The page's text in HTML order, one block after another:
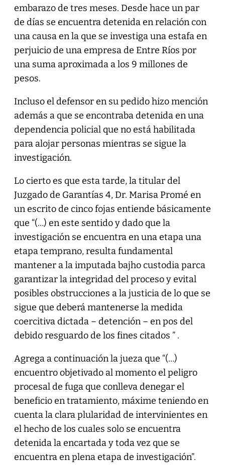
embarazo de tres meses. Desde hace un par
de días se encuentra detenida en relación con
una causa en la que se investiga una estafa en
perjuicio de una empresa de Entre Ríos por
una suma aproximada a los 9 millones de
pesos.
Incluso el defensor en su pedido hizo mención
además a que se encontraba detenida en una
dependencia policial que no está habilitada
para alojar personas mientras se sigue la
investigación.
Lo cierto es que esta tarde, la titular del
Juzgado de Garantías 4, Dr. Marisa Promé en
un escrito de cinco fojas entiende básicamente
que “(…) en este sentido y dado que la
investigación se encuentra en una etapa una
etapa temprano, resulta fundamental
mantener a la imputada bajho custodia parca
garantizar la integridad del proceso y evital
posibles obstrucciones a la justicia de lo que se
sigue que deberá mantenerse la medida
coercitiva dictada – detención – en pos del
debido resguardo de los fines citados ” .
Agrega a continuación la jueza que “(…)
encuentro objetivado al momento el peligro
procesal de fuga que conlleva denegar el
beneficio en tratamiento, máxime teniendo en
cuenta la clara plularidad de intervinientes en
el hecho de los cuales solo se encuentra
detenida la encartada y toda vez que se
encuentra en plena etapa de investigación”.